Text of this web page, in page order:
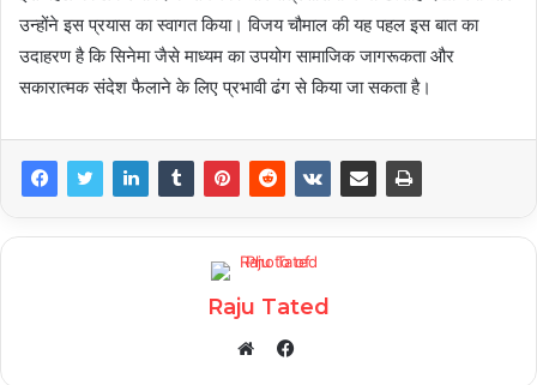
उन्होंने इस प्रयास का स्वागत किया। विजय चौमाल की यह पहल इस बात का
उदाहरण है कि सिनेमा जैसे माध्यम का उपयोग सामाजिक जागरूकता और
सकारात्मक संदेश फैलाने के लिए प्रभावी ढंग से किया जा सकता है।
Raju Tated
Facebook